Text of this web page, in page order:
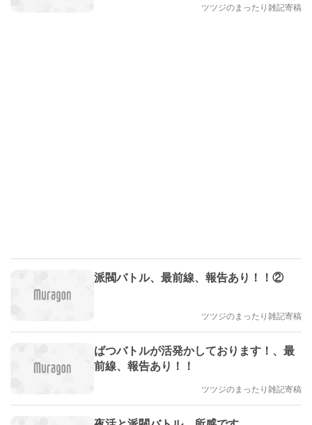
ツツジのまったり雑記寄稿
派閥バトル、最前線、報告あり！！②
ツツジのまったり雑記寄稿
ばつバトルが活発かしております！、最
前線、報告あり！！
ツツジのまったり雑記寄稿